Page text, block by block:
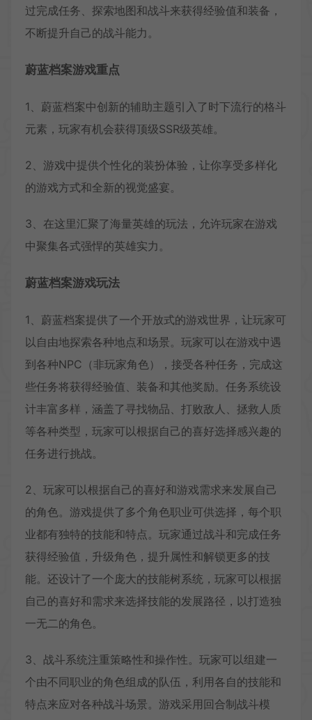
过完成任务、探索地图和战斗来获得经验值和装备，
不断提升自己的战斗能力。
蔚蓝档案游戏重点
1、蔚蓝档案中创新的辅助主题引入了时下流行的格斗
元素，玩家有机会获得顶级SSR级英雄。
2、游戏中提供个性化的装扮体验，让你享受多样化
的游戏方式和全新的视觉盛宴。
3、在这里汇聚了海量英雄的玩法，允许玩家在游戏
中聚集各式强悍的英雄实力。
蔚蓝档案游戏玩法
1、蔚蓝档案提供了一个开放式的游戏世界，让玩家可
以自由地探索各种地点和场景。玩家可以在游戏中遇
到各种NPC（非玩家角色），接受各种任务，完成这
些任务将获得经验值、装备和其他奖励。任务系统设
计丰富多样，涵盖了寻找物品、打败敌人、拯救人质
等各种类型，玩家可以根据自己的喜好选择感兴趣的
任务进行挑战。
2、玩家可以根据自己的喜好和游戏需求来发展自己
的角色。游戏提供了多个角色职业可供选择，每个职
业都有独特的技能和特点。玩家通过战斗和完成任务
获得经验值，升级角色，提升属性和解锁更多的技
能。还设计了一个庞大的技能树系统，玩家可以根据
自己的喜好和需求来选择技能的发展路径，以打造独
一无二的角色。
3、战斗系统注重策略性和操作性。玩家可以组建一
个由不同职业的角色组成的队伍，利用各自的技能和
特点来应对各种战斗场景。游戏采用回合制战斗模